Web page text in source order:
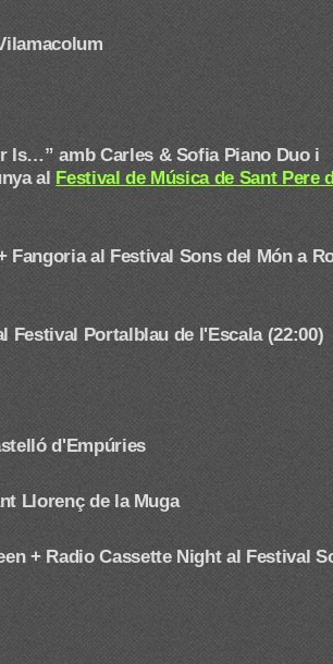
Is…” amb Carles & Sofia Piano Duo i
al Festival de Música de Sant Pere
Fangoriaal Festival Sons del Món a
Festival Portalblau de l'Escala (22:00)
d'Empúries
Llorenç de la Muga
+ Radio Cassette Nightal Festival